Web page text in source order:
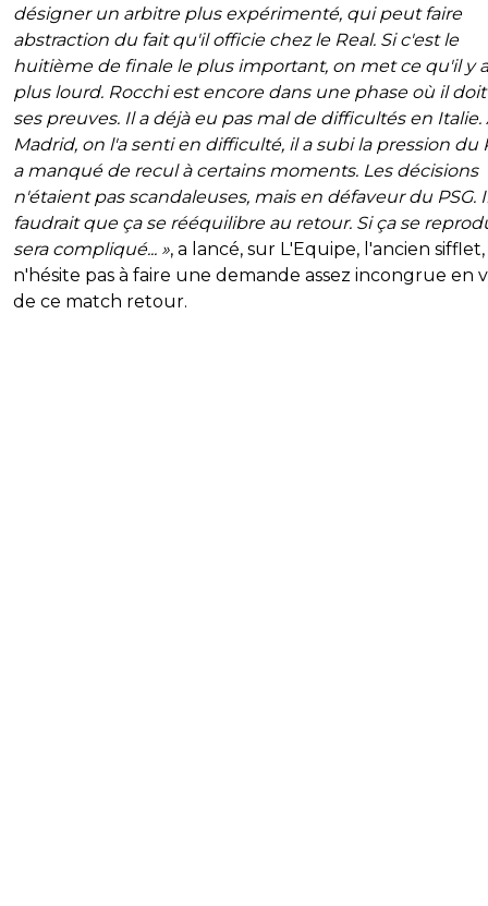
désigner un arbitre plus expérimenté, qui peut faire
abstraction du fait qu'il officie chez le Real. Si c'est le
huitième de finale le plus important, on met ce qu'il y
plus lourd. Rocchi est encore dans une phase où il
ses preuves. Il a déjà eu pas mal de difficultés en Italie.
Madrid, on l'a senti en difficulté, il a subi la pression du
a manqué de recul à certains moments. Les décisions
n'étaient pas scandaleuses, mais en défaveur du PSG.
faudrait que ça se rééquilibre au retour. Si ça se
sera compliqué... », a lancé, sur L'Equipe, l'ancien
n'hésite pas à faire une demande assez incongrue en
de ce match retour.